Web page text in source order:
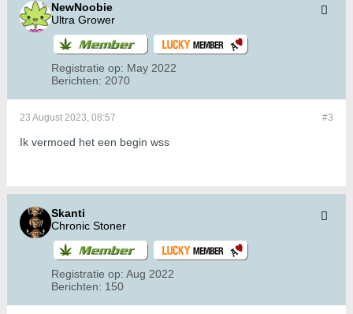
NewNoobie
Ultra Grower
Registratie op: May 2022
Berichten: 2070
#3
23 August 2023, 08:57
Ik vermoed het een begin wss
Skanti
Chronic Stoner
Registratie op: Aug 2022
Berichten: 150